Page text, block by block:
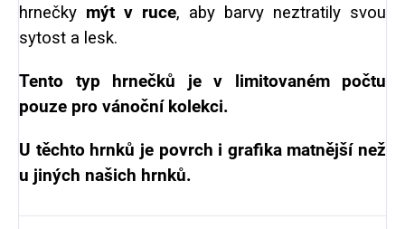
hrnečky mýt v ruce, aby barvy neztratily svou
sytost a lesk.
Tento typ hrnečků je v limitovaném počtu
pouze pro vánoční kolekci.
U těchto hrnků je povrch i grafika matnější než
u jiných našich hrnků.